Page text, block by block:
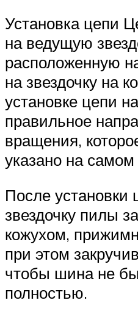
Установка цепи
на ведущую
расположенную
на звездочку на
установке цепи
правильное
вращения,
указано на
После
звездочку пилы
кожухом,
при этом
чтобы шина не
полностью.